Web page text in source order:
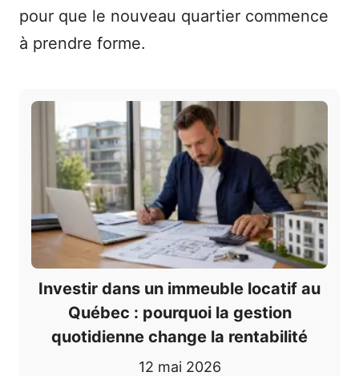
pour que le nouveau quartier commence
à prendre forme.
Investir dans un immeuble locatif au
Québec : pourquoi la gestion
quotidienne change la rentabilité
12 mai 2026